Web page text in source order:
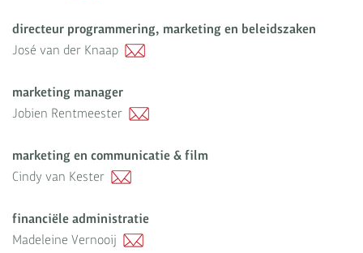
directeur programmering, marketing en beleidszaken
José van der Knaap
marketing manager
Jobien Rentmeester
marketing en communicatie & film
Cindy van Kester
financiële administratie
Madeleine Vernooij